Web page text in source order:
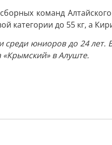
команд
до 55 кг, а
юниоров до 24
«Крымский» в Алуште.